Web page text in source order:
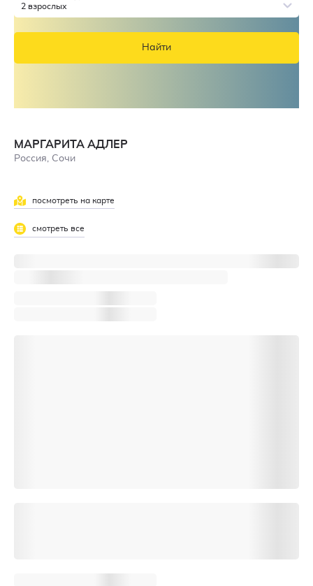
2 взрослых
Найти
МАРГАРИТА АДЛЕР
Россия, Сочи
посмотреть на карте
смотреть все